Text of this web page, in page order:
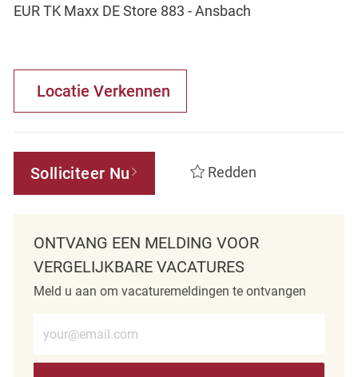
EUR TK Maxx DE Store 883 - Ansbach
Locatie Verkennen
Solliciteer Nu Redden
ONTVANG EEN MELDING VOOR
VERGELIJKBARE VACATURES
Meld u aan om vacaturemeldingen te ontvangen